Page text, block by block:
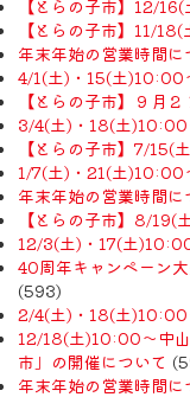
【とらの子市】12/
【とらの子市】11/
年末年始の営業時間に
4/1(土)・15(土)10:00
【とらの子市】９月
3/4(土)・18(土)10:00
【とらの子市】7/15(
1/7(土)・21(土)10:00
年末年始の営業時間に
【とらの子市】8/19(
12/3(土)・17(土
40周年キャンペーン
(593)
2/4(土)・18(土)10:00
12/18(土)10:00～中
市」の開催について
年末年始の営業時間に